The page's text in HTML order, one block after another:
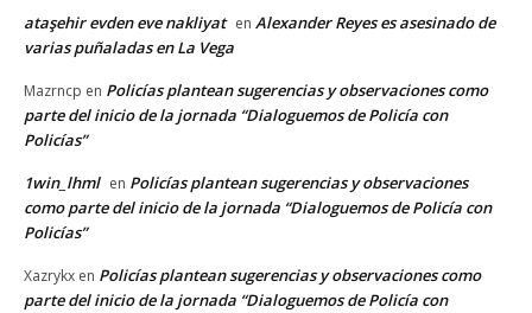
ataşehir evden eve nakliyat en Alexander Reyes es asesinado de
varias puñaladas en La Vega
Mazrncp en Policías plantean sugerencias y observaciones como
parte del inicio de la jornada “Dialoguemos de Policía con
Policías”
1win_lhml en Policías plantean sugerencias y observaciones
como parte del inicio de la jornada “Dialoguemos de Policía con
Policías”
Xazrykx en Policías plantean sugerencias y observaciones como
parte del inicio de la jornada “Dialoguemos de Policía con